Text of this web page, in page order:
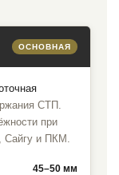
ОСНОВНАЯ
СТП.
при
Сайгу и ПКМ.
45–50 мм